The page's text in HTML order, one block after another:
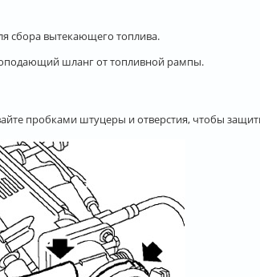
сбора вытекающего топлива.
шланг от топливной рампы.
пробками штуцеры и отверстия, чтобы